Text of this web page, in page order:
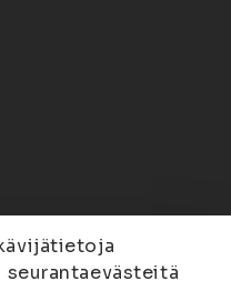
seurantaevästeitä